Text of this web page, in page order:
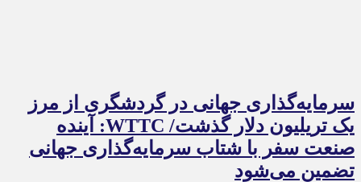
سرمایه‌گذاری جهانی در گردشگری از مرز
یک تریلیون دلار گذشت/ WTTC: آینده
صنعت سفر با شتاب سرمایه‌گذاری جهانی
تضمین می‌شود